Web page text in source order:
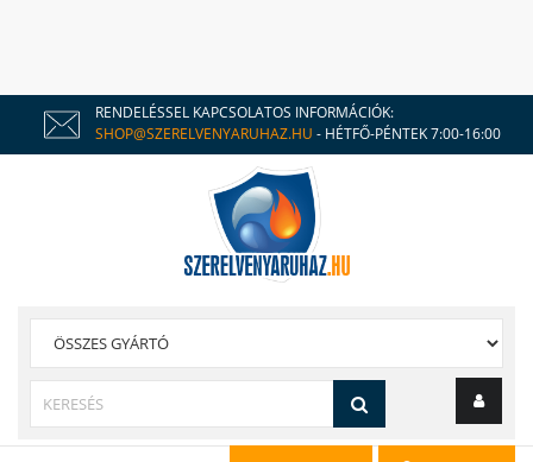
RENDELÉSSEL KAPCSOLATOS INFORMÁCIÓK:
SHOP@SZERELVENYARUHAZ.HU - HÉTFŐ-PÉNTEK 7:00-16:00